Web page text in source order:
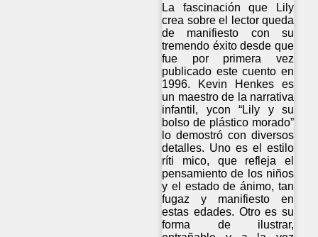
La fascinación que Lily
crea sobre el lector queda
de manifiesto con su
tremendo éxito desde que
fue por primera vez
publicado este cuento en
1996. Kevin Henkes es
un maestro de la narrativa
infantil, ycon “Lily y su
bolso de plástico morado”
lo demostró con diversos
detalles. Uno es el estilo
ríti mico, que refleja el
pensamiento de los niños
y el estado de ánimo, tan
fugaz y manifiesto en
estas edades. Otro es su
forma de ilustrar,